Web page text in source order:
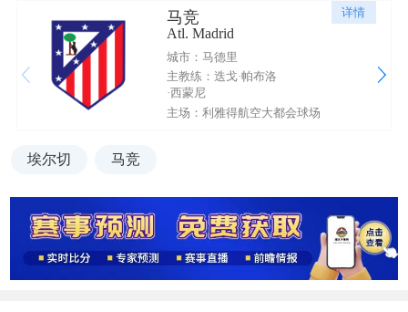
详情
马竞
Atl. Madrid
城市：马德里
主教练：迭戈·帕布洛
·西蒙尼
主场：利雅得航空大都会球场
埃尔切 马竞